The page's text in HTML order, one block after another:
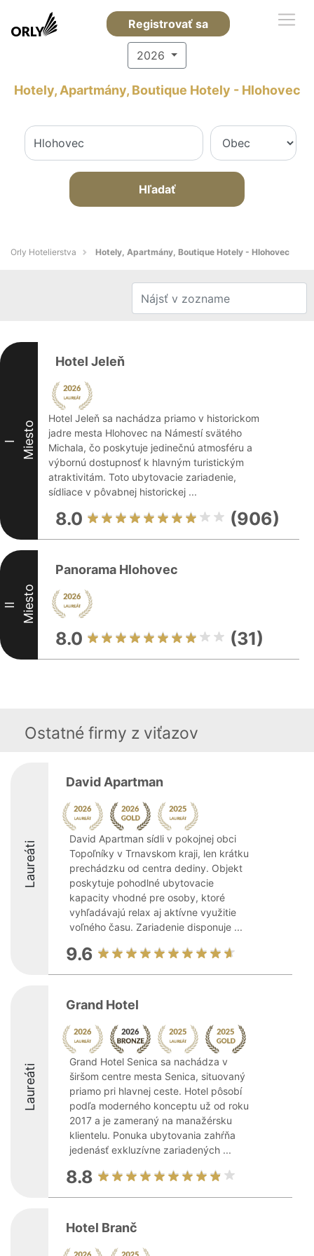
Registrovať sa
2026
Hotely, Apartmány, Boutique Hotely - Hlohovec
Hľadať
Orly Hotelierstva Hotely, Apartmány, Boutique Hotely - Hlohovec
I Miesto
Hotel Jeleň
Hotel Jeleň sa nachádza priamo v historickom
jadre mesta Hlohovec na Námestí svätého
Michala, čo poskytuje jedinečnú atmosféru a
výbornú dostupnosť k hlavným turistickým
atraktivitám. Toto ubytovacie zariadenie,
sídliace v pôvabnej historickej ...
8.0 (906)
II Miesto
Panorama Hlohovec
8.0 (31)
Ostatné firmy z viťazov
Laureáti
David Apartman
David Apartman sídli v pokojnej obci
Topoľníky v Trnavskom kraji, len krátku
prechádzku od centra dediny. Objekt
poskytuje pohodlné ubytovacie
kapacity vhodné pre osoby, ktoré
vyhľadávajú relax aj aktívne využitie
voľného času. Zariadenie disponuje ...
9.6
Laureáti
Grand Hotel
Grand Hotel Senica sa nachádza v
širšom centre mesta Senica, situovaný
priamo pri hlavnej ceste. Hotel pôsobí
podľa moderného konceptu už od roku
2017 a je zameraný na manažérsku
klientelu. Ponuka ubytovania zahŕňa
jedenásť exkluzívne zariadených ...
8.8
Hotel Branč